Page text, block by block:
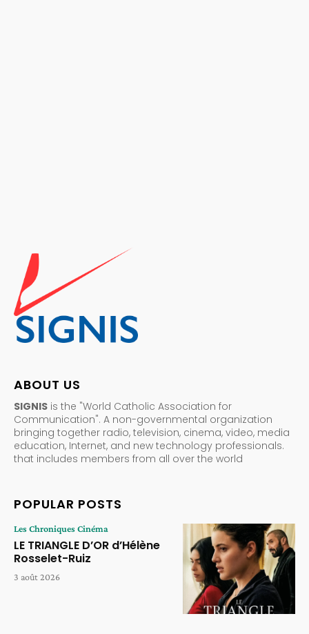
ABOUT US
SIGNIS is the "World Catholic Association for
Communication". A non-governmental organization
bringing together radio, television, cinema, video, media
education, Internet, and new technology professionals.
that includes members from all over the world
POPULAR POSTS
Les Chroniques Cinéma
LE TRIANGLE D’OR d’Hélène
Rosselet-Ruiz
3 août 2026